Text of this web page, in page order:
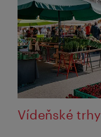
Vídeňské trhy